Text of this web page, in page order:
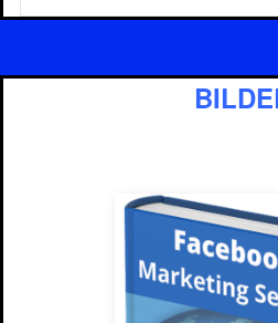
Klicke hier und lasse